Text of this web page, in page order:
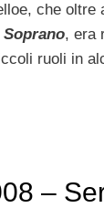
che oltre
Soprano, era
ruoli in
–